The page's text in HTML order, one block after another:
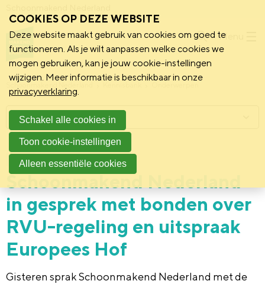
Menu
Schoonmakend Nederland
Nieuws 11 april 2025
Schoonmakend Nederland
in gesprek met bonden over
RVU-regeling en uitspraak
Europees Hof
Gisteren sprak Schoonmakend Nederland met de
Menu
COOKIES OP DEZE WEBSITE
Deze website maakt gebruik van cookies om goed te
functioneren. Als je wilt aanpassen welke cookies we
mogen gebruiken, kan je jouw cookie-instellingen
wijzigen. Meer informatie is beschikbaar in onze
privacyverklaring.
Schakel alle cookies in
Toon cookie-instellingen
Alleen essentiële cookies